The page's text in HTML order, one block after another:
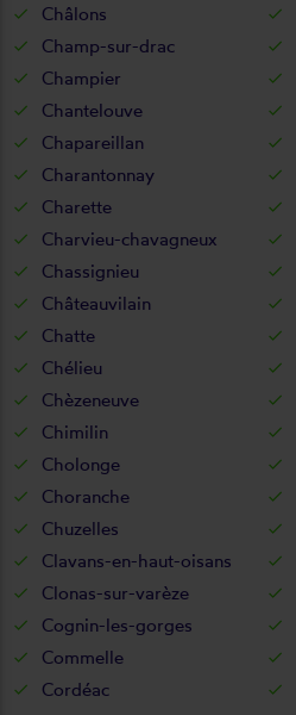
Châlons
Champ-sur-drac
Champier
Chantelouve
Chapareillan
Charantonnay
Charette
Charvieu-chavagneux
Chassignieu
Châteauvilain
Chatte
Chélieu
Chèzeneuve
Chimilin
Cholonge
Choranche
Chuzelles
Clavans-en-haut-oisans
Clonas-sur-varèze
Cognin-les-gorges
Commelle
Cordéac